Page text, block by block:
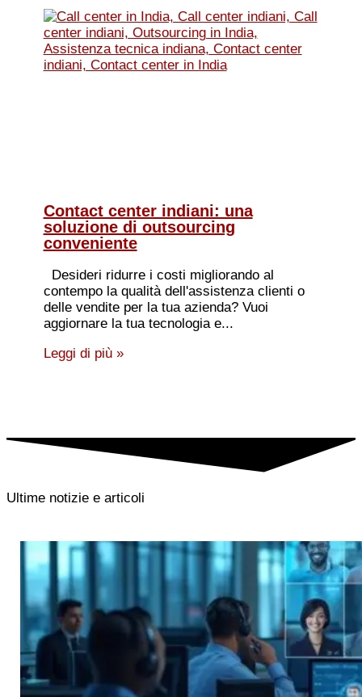
Contact center indiani: una
soluzione di outsourcing
conveniente
Desideri ridurre i costi migliorando al
contempo la qualità dell'assistenza clienti o
delle vendite per la tua azienda? Vuoi
aggiornare la tua tecnologia e...
Leggi di più »
Ultime notizie e articoli